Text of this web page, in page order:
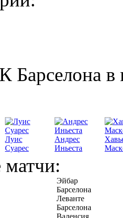
в
Луис
Суарес
Андрес
Иньеста
Эйбар
Барселона
Леванте
Барселона
Валенсия